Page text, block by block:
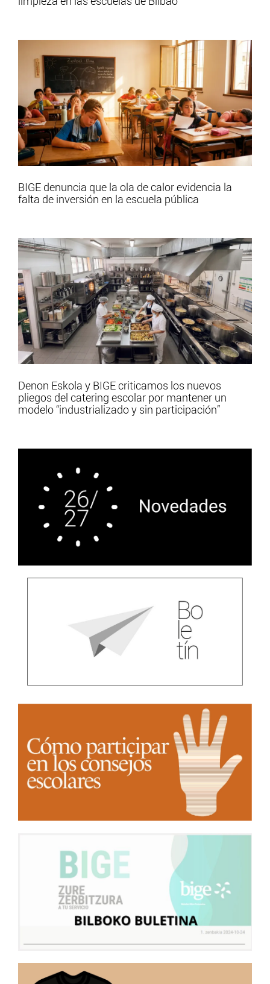
BIGE denuncia que la ola de calor evidencia la
falta de inversión en la escuela pública
Denon Eskola y BIGE criticamos los nuevos
pliegos del catering escolar por mantener un
modelo “industrializado y sin participación”